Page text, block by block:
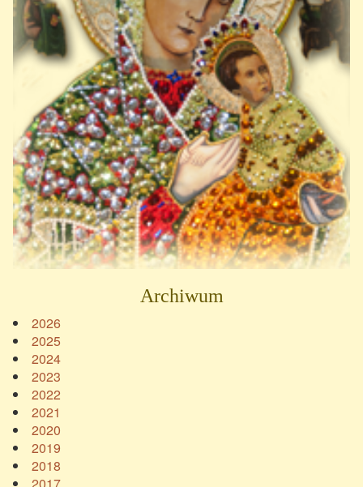
Archiwum
2026
2025
2024
2023
2022
2021
2020
2019
2018